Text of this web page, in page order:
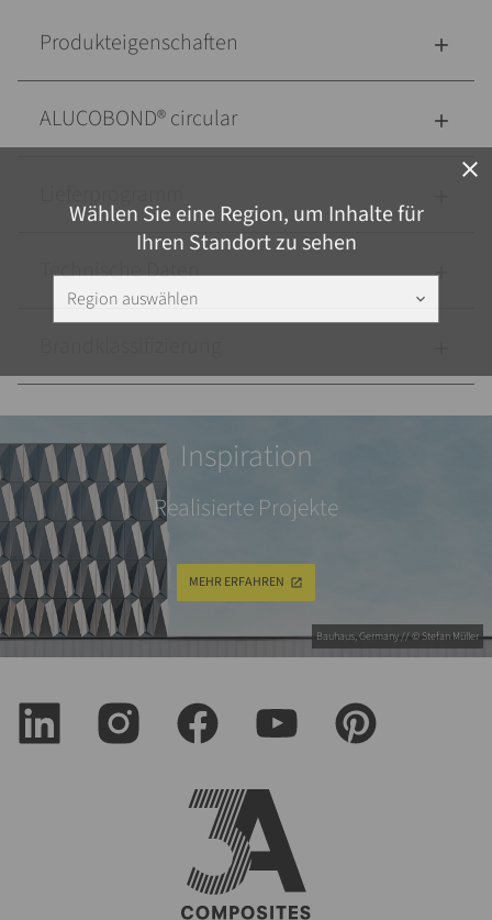
close
Wählen Sie eine Region, um Inhalte für
Ihren Standort zu sehen
Region auswählen keyboard_arrow_down
Produkteigenschaften
ALUCOBOND® circular
Technische Daten
Bauhaus, Germany // © Stefan Müller
Inspiration
Realisierte Projekte
MEHR ERFAHREN